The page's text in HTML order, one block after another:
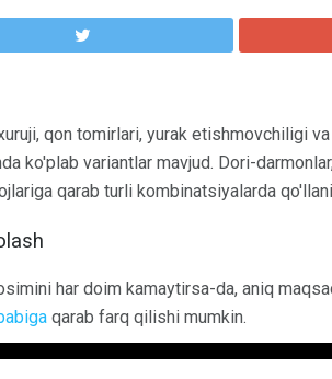
qon tomirlari, yurak etishmovchiligi
ko'plab variantlar mavjud. Dori-
qarab turli kombinatsiyalarda
har doim kamaytirsa-da, aniq
qarab farq qilishi mumkin.